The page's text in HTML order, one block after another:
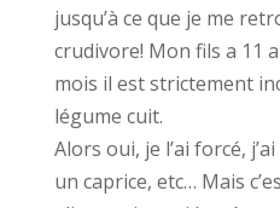
jusqu’à ce que je me
crudivore! Mon fils a 11
mois il est strictement
légume cuit.
Alors oui, je l’ai forcé,
un caprice, etc… Mais